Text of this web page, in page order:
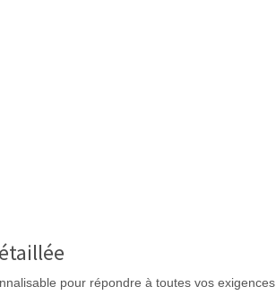
pour répondre à toutes vos exigences.